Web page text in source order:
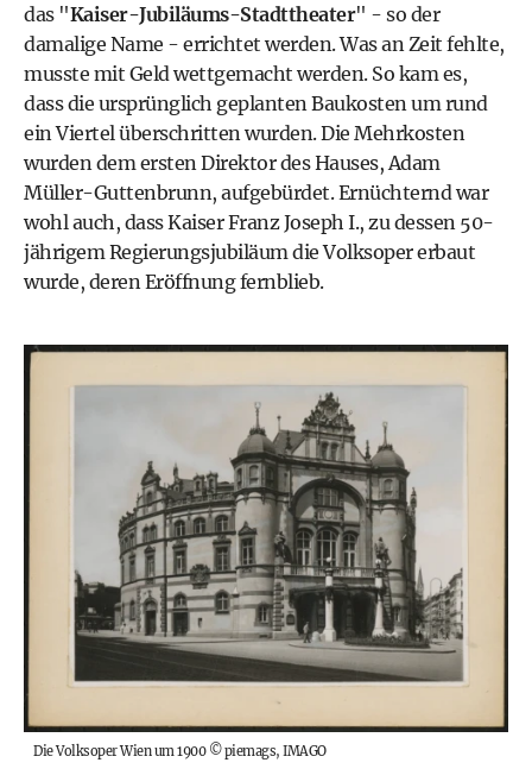
das "Kaiser-Jubiläums-Stadttheater" - so der
damalige Name - errichtet werden. Was an Zeit fehlte,
musste mit Geld wettgemacht werden. So kam es,
dass die ursprünglich geplanten Baukosten um rund
ein Viertel überschritten wurden. Die Mehrkosten
wurden dem ersten Direktor des Hauses, Adam
Müller-Guttenbrunn, aufgebürdet. Ernüchternd war
wohl auch, dass Kaiser Franz Joseph I., zu dessen 50-
jährigem Regierungsjubiläum die Volksoper erbaut
wurde, deren Eröffnung fernblieb.
Die Volksoper Wien um 1900©piemags, IMAGO